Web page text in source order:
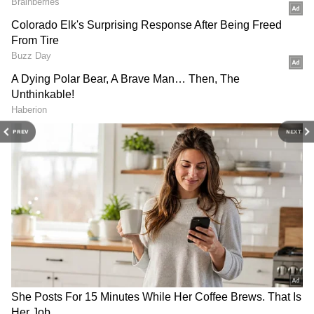
PREV NEXT
RECOMMENDED STORIES